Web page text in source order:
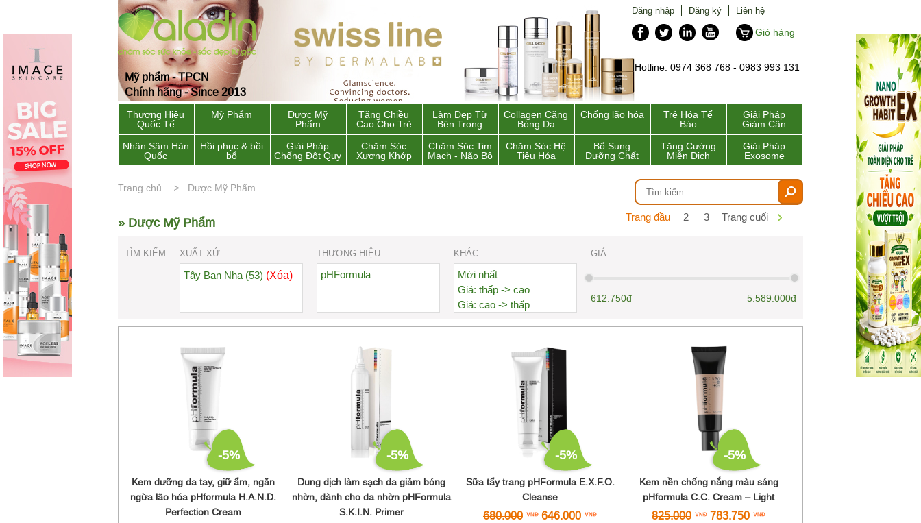
Mỹ phẩm - TPCN
Chính hãng - Since 2013
Đăng nhập Đăng ký
Liên hệ
Giỏ hàng
Hotline: 0974 368 768 - 0983 993 131
Thương Hiệu
Quốc Tế
Mỹ Phẩm
Dược Mỹ
Phẩm
Tăng Chiều
Cao Cho Trẻ
Làm Đẹp Từ
Bên Trong
Collagen Căng
Bóng Da
Chống lão hóa
Trẻ Hóa Tế
Bào
Giải Pháp
Giảm Cân
Nhân Sâm Hàn
Quốc
Hồi phục & bồi
bổ
Giải Pháp
Chống Đột Quỵ
Chăm Sóc
Xương Khớp
Chăm Sóc Tim
Mạch - Não Bộ
Chăm Sóc Hệ
Tiêu Hóa
Bổ Sung
Dưỡng Chất
Tăng Cường
Miễn Dịch
Giải Pháp
Exosome
Trang chủ Dược Mỹ Phẩm
» Dược Mỹ Phẩm Trang đầu 2 3 Trang cuối
TÌM KIẾM XUẤT XỨ
Tây Ban Nha (53) (Xóa)
THƯƠNG HIỆU
pHFormula
KHÁC
Mới nhất
Giá: thấp -> cao
Giá: cao -> thấp
Đánh giá cao nhất
GIÁ
612.750đ 5.589.000đ
-5%
Kem dưỡng da tay, giữ ẩm, ngăn
ngừa lão hóa pHformula H.A.N.D.
Perfection Cream
-5%
Dung dịch làm sạch da giảm bóng
nhờn, dành cho da nhờn pHFormula
S.K.I.N. Primer
-5%
Sữa tẩy trang pHFormula E.X.F.O.
Cleanse
680.000 646.000
-5%
Kem nền chống nắng màu sáng
pHformula C.C. Cream – Light
825.000 783.750